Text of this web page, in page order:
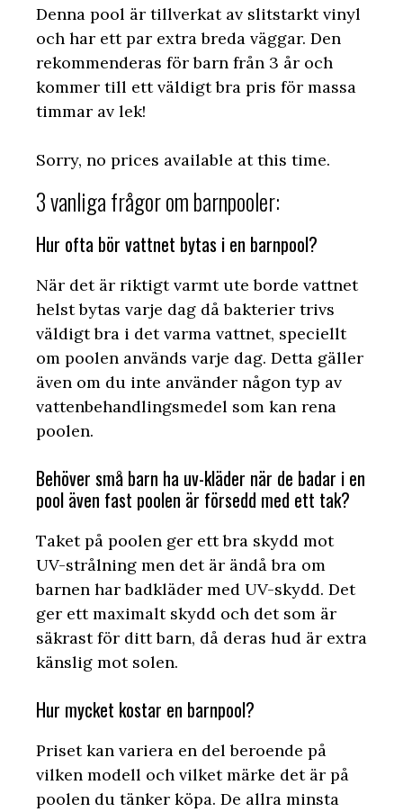
Denna pool är tillverkat av slitstarkt vinyl
och har ett par extra breda väggar. Den
rekommenderas för barn från 3 år och
kommer till ett väldigt bra pris för massa
timmar av lek!
Sorry, no prices available at this time.
3 vanliga frågor om barnpooler:
Hur ofta bör vattnet bytas i en barnpool?
När det är riktigt varmt ute borde vattnet
helst bytas varje dag då bakterier trivs
väldigt bra i det varma vattnet, speciellt
om poolen används varje dag. Detta gäller
även om du inte använder någon typ av
vattenbehandlingsmedel som kan rena
poolen.
Behöver små barn ha uv-kläder när de badar i en
pool även fast poolen är försedd med ett tak?
Taket på poolen ger ett bra skydd mot
UV-strålning men det är ändå bra om
barnen har badkläder med UV-skydd. Det
ger ett maximalt skydd och det som är
säkrast för ditt barn, då deras hud är extra
känslig mot solen.
Hur mycket kostar en barnpool?
Priset kan variera en del beroende på
vilken modell och vilket märke det är på
poolen du tänker köpa. De allra minsta